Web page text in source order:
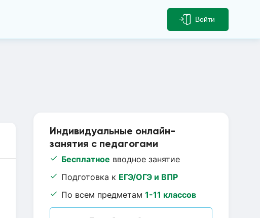
Войти
Индивидуальные онлайн-
занятия с педагогами
Бесплатное вводное занятие
Подготовка к ЕГЭ/ОГЭ и ВПР
По всем предметам 1-11 классов